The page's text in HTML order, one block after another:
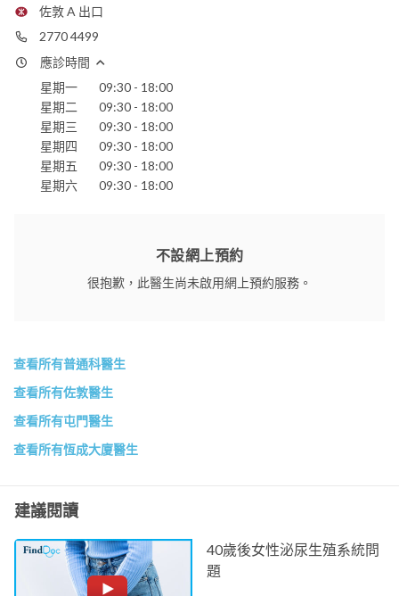
佐敦 A 出口
2770 4499
應診時間
星期一
09:30 - 18:00
星期二
09:30 - 18:00
星期三
09:30 - 18:00
星期四
09:30 - 18:00
星期五
09:30 - 18:00
星期六
09:30 - 18:00
不設網上預約
很抱歉，此醫生尚未啟用網上預約服務。
查看所有普通科醫生
查看所有佐敦醫生
查看所有屯門醫生
查看所有恆成大廈醫生
建議閱讀
40歲後女性泌尿生殖系統問
題